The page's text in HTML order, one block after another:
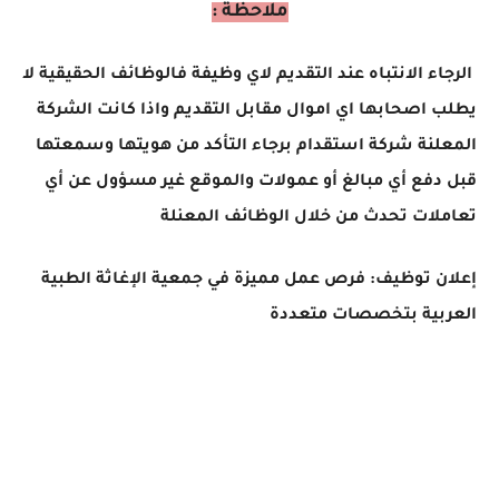
ملاحظة :
الرجاء الانتباه عند التقديم لاي وظيفة فالوظائف الحقيقية لا
يطلب اصحابها اي اموال مقابل التقديم واذا كانت الشركة
المعلنة شركة استقدام برجاء التأكد من هويتها وسمعتها
قبل دفع أي مبالغ أو عمولات والموقع غير مسؤول عن أي
تعاملات تحدث من خلال الوظائف المعنلة
إعلان توظيف: فرص عمل مميزة في جمعية الإغاثة الطبية
العربية بتخصصات متعددة